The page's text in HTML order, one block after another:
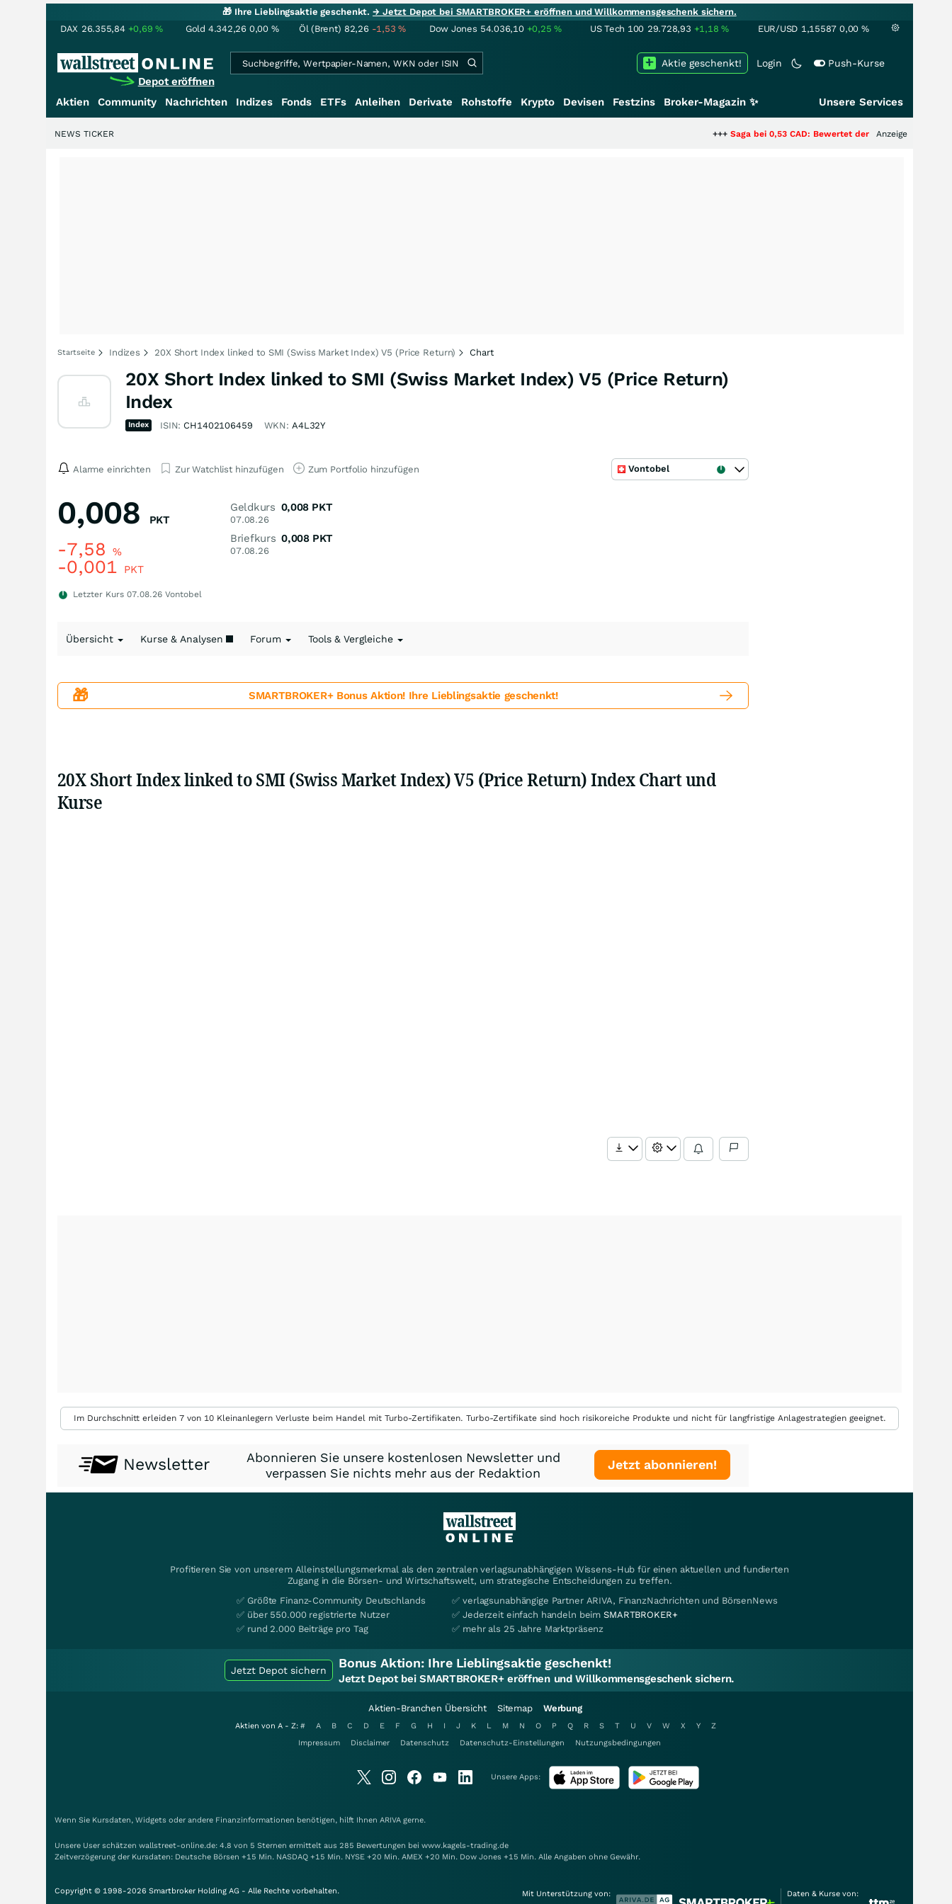
🎁 Ihre Lieblingsaktie geschenkt.→ Jetzt Depot bei SMARTBROKER+ eröffnen und Willkommensgeschenk sichern.
DAX 26.355,84 +0,69% Gold 4.342,26 0,00 % Öl (Brent) 82,26 -1,53% Dow Jones 54.036,10 +0,25% US Tech 100 29.728,93 +1,18% EUR/USD 1,15587 0,00 %
Depot eröffnen
Login Push-Kurse
Aktie geschenkt!
Aktien Community Nachrichten Indizes Fonds ETFs Anleihen Derivate Rohstoffe Krypto Devisen Festzins Broker-Magazin ✨ Unsere Services
Saga bei 0,53 CAD: Bewertet der Markt noch immer nur
Anzeige
NEWS TICKER
Startseite Indizes 20X Short Index linked to SMI (Swiss Market Index) V5 (Price Return) Chart
20X Short Index linked to SMI (Swiss Market Index) V5 (Price Return)
Index
Index ISIN: CH1402106459 WKN: A4L32Y
Alarme einrichten Zur Watchlist hinzufügen Zum Portfolio hinzufügen Vontobel
0,008 PKT
-7,58 %
-0,001 PKT
Letzter Kurs 07.08.26 Vontobel
Geldkurs
07.08.26
0,008 PKT
Briefkurs
07.08.26
0,008 PKT
Übersicht Kurse & Analysen Forum Tools & Vergleiche
🎁 SMARTBROKER+ Bonus Aktion! Ihre Lieblingsaktie geschenkt!
20X Short Index linked to SMI (Swiss Market Index) V5 (Price Return) Index Chart und
Kurse
Im Durchschnitt erleiden 7 von 10 Kleinanlegern Verluste beim Handel mit Turbo-Zertifikaten. Turbo-Zertifikate sind hoch risikoreiche Produkte und nicht für langfristige Anlagestrategien geeignet.
Newsletter
Abonnieren Sie unsere kostenlosen Newsletter und
verpassen Sie nichts mehr aus der Redaktion
Jetzt abonnieren!
Profitieren Sie von unserem Alleinstellungsmerkmal als den zentralen verlagsunabhängigen Wissens-Hub für einen aktuellen und fundierten
Zugang in die Börsen- und Wirtschaftswelt, um strategische Entscheidungen zu treffen.
✅ Größte Finanz-Community Deutschlands
✅ über 550.000 registrierte Nutzer
✅ rund 2.000 Beiträge pro Tag
✅ verlagsunabhängige Partner ARIVA, FinanzNachrichten und BörsenNews
✅ Jederzeit einfach handeln beimSMARTBROKER+
✅ mehr als 25 Jahre Marktpräsenz
Jetzt Depot sichern Bonus Aktion: Ihre Lieblingsaktie geschenkt!
Jetzt Depot bei SMARTBROKER+ eröffnen und Willkommensgeschenk sichern.
Aktien-Branchen Übersicht Sitemap Werbung
Aktien von A - Z: # A B C D E F G H I J K L M N O P Q R S T U V W X Y
Z
Impressum
Disclaimer Datenschutz Datenschutz-Einstellungen Nutzungsbedingungen
Unsere Apps:
Wenn Sie Kursdaten, Widgets oder andere Finanzinformationen benötigen, hilft Ihnen ARIVA gerne.
Unsere User schätzen wallstreet-online.de: 4.8 von 5 Sternen ermittelt aus 285 Bewertungen bei www.kagels-trading.de
Zeitverzögerung der Kursdaten: Deutsche Börsen +15 Min. NASDAQ +15 Min. NYSE +20 Min. AMEX +20 Min. Dow Jones +15 Min. Alle Angaben ohne Gewähr.
Copyright © 1998-2026 Smartbroker Holding AG - Alle Rechte vorbehalten. Mit Unterstützung von: Daten & Kurse von: